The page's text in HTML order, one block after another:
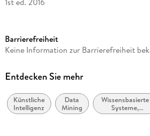
Dateigröße
Reihe
Herausgegeben von
Eunika Mercier-Laurent, Danielle
Barrierefreiheit
Keine Information zur Barrierefreiheit
Entdecken Sie mehr
Künstliche
Intelligenz
Data
Mining
Wissensbasierte
Systeme,